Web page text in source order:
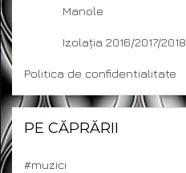
Manole
Izolația 2016/2017/2018
Politica de confidentialitate
PE CĂPRĂRII
#muzici